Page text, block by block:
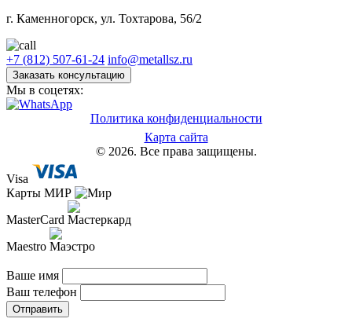
г. Каменногорск, ул. Тохтарова, 56/2
+7 (812) 507-61-24 info@metallsz.ru
Заказать консультацию
Мы в соцетях:
Политика конфиденциальности
Карта сайта
© 2026. Все права защищены.
Visa
Карты МИР
MasterCard
Maestro
Ваше имя
Ваш телефон
Отправить